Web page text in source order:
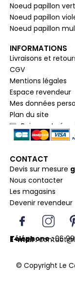
Noeud papillon vert
Noeud papillon
Noeud papillon
INFORMATIONS
Livraisons et
CGV
Mentions légales
Espace revendeur
Mes données
Plan du site
Paiement
CONTACT
Devis sur mesure
Nous contacter
Les magasins
Devenir revendeur
I
c
o
F
I
n
s
a
g
Téléphone :06 99
E-mail :
© Copyright Le